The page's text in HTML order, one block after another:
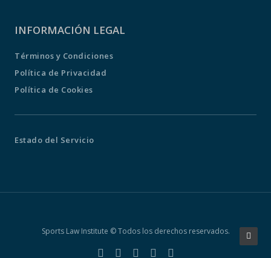
INFORMACIÓN LEGAL
Términos y Condiciones
Política de Privacidad
Política de Cookies
Estado del Servicio
Sports Law Institute © Todos los derechos reservados.